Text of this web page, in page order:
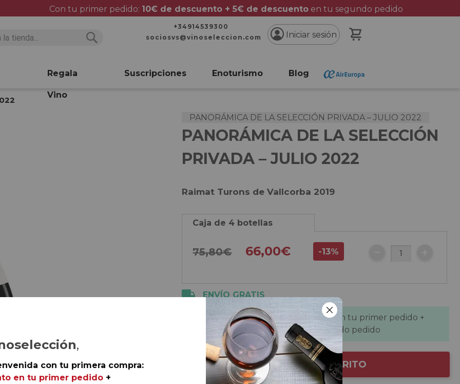
Con tu primer pedido: 10€ de descuento + 5€ de descuentoen tu segundo pedido
+34914539300
sociosvs@vinoseleccion.com
Iniciar sesión
Regala
Vino
Suscripciones Enoturismo Blog
PANORÁMICA DE LA SELECCIÓN PRIVADA – JULIO 2022
PANORÁMICA DE LA SELECCIÓN
PRIVADA – JULIO 2022
Raimat Turons de Vallcorba 2019
Caja de 4 botellas
75,80€ 66,00€ -13%
ENVÍO GRATIS
10€ de descuento
se aplican en tu primer pedido +
5€ de descuentoen tu segundo pedido
AÑADIR AL CARRITO
,
con tu primera compra:
en tu primer pedido+